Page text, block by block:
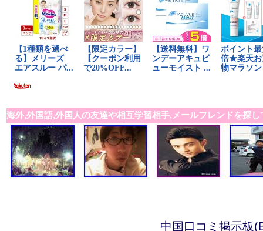
海外,外国語,外国人の友達や相互学習相手,メールフレンドを探し
中国口コミ掲示板